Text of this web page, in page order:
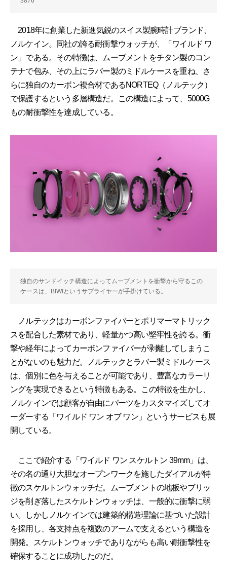
2018年に創業した新進気鋭のスイス製腕時計ブランド、
ノルケイン。同社の誇る耐衝撃ウォッチが、「ワイルド ワ
ン」である。その特徴は、ムーブメントをチタン製のコン
テナで包み、その上にラバー製のミドルケースを重ね、さ
らに独自のカーボン複合材であるNORTEQ（ノルテック）
で保護するという多層構造だ。この構造によって、5000G
もの耐衝撃性を達成している。
独自のサンドイッチ構造によってムーブメントを衝撃から守るこの
ケースは、BIWIというサプライヤーが手掛けている。
ノルテックはカーボンファイバーとポリマーマトリック
スを配合した素材であり、軽量かつ高い堅牢性を誇る。衝
撃や経年によってカーボンファイバーが剥離してしまうこ
とがないのも魅力だ。ノルテックとラバー製ミドルケース
は、個別に色を与えることが可能であり、豊富なカラーリ
ングを実現できるという特徴もある。この特徴を生かし、
ノルケインでは顧客が自由にパーツをカスタマイズしてオ
ーダーする「ワイルド ワン オブ ワン」というサービスも展
開している。
ここで紹介する「ワイルド ワン スケルトン 39mm」は、
その名の通り大胆なオープンワークを施したダイアルが特
徴のスケルトンウォッチだ。ムーブメントの地板やブリッ
ジを削ぎ落したスケルトンウォッチは、一般的に衝撃に弱
い。しかしノルケインでは建築的構造理論に基づいた設計
を採用し、各支持点を複数のアームで支えるという構造を
開発。スケルトンウォッチでありながらも高い耐衝撃性を
確保することに成功したのだ。